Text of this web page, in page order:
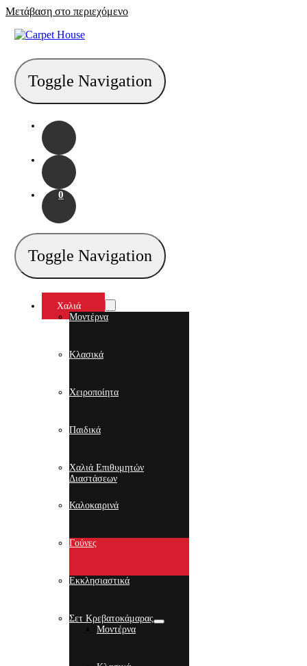
Μετάβαση στο περιεχόμενο
Toggle Navigation
0
Toggle Navigation
Χαλιά
Μοντέρνα
Κλασικά
Χειροποίητα
Παιδικά
Χαλιά Επιθυμητών
Διαστάσεων
Καλοκαιρινά
Γούνες
Εκκλησιαστικά
Σετ Κρεβατοκάμαρας
Μοντέρνα